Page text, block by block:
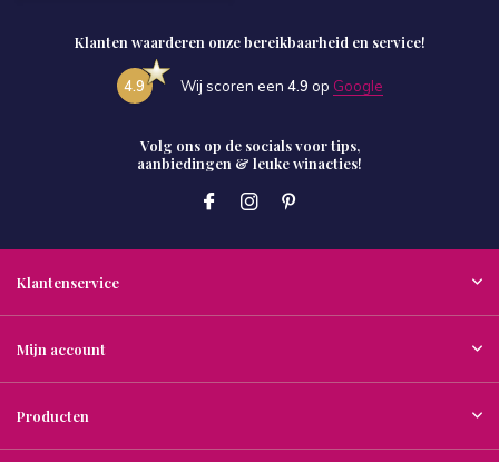
Klanten waarderen onze bereikbaarheid en service!
4.9 Wij scoren een 4.9 op Google
Volg ons op de socials voor tips,
aanbiedingen & leuke winacties!
Klantenservice
Mijn account
Producten